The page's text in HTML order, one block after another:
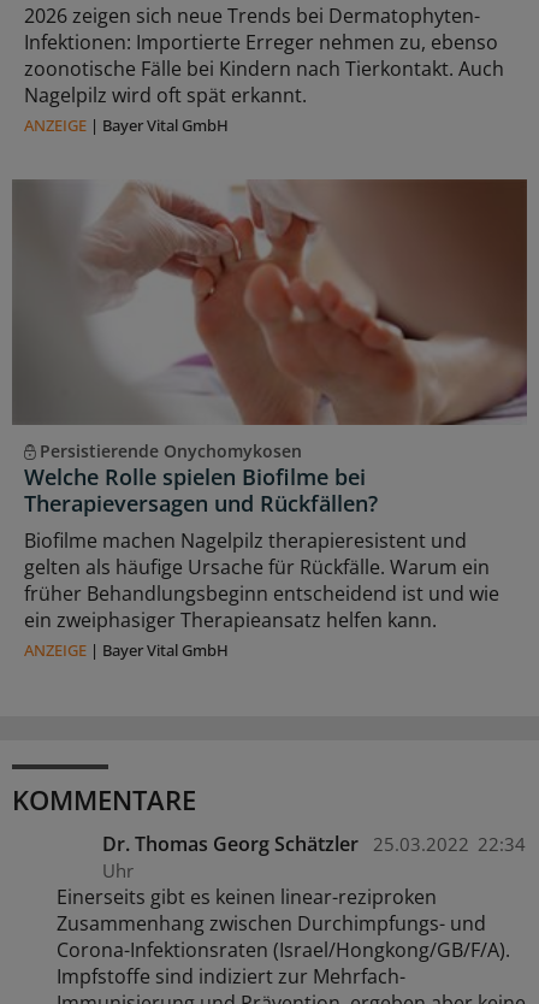
2026 zeigen sich neue Trends bei Dermatophyten-
Infektionen: Importierte Erreger nehmen zu, ebenso
zoonotische Fälle bei Kindern nach Tierkontakt. Auch
Nagelpilz wird oft spät erkannt.
ANZEIGE | Bayer Vital GmbH
Persistierende Onychomykosen
Welche Rolle spielen Biofilme bei
Therapieversagen und Rückfällen?
Biofilme machen Nagelpilz therapieresistent und
gelten als häufige Ursache für Rückfälle. Warum ein
früher Behandlungsbeginn entscheidend ist und wie
ein zweiphasiger Therapieansatz helfen kann.
ANZEIGE | Bayer Vital GmbH
KOMMENTARE
Dr. Thomas Georg Schätzler 25.03.2022 22:34
Uhr
Einerseits gibt es keinen linear-reziproken
Zusammenhang zwischen Durchimpfungs- und
Corona-Infektionsraten (Israel/Hongkong/GB/F/A).
Impfstoffe sind indiziert zur Mehrfach-